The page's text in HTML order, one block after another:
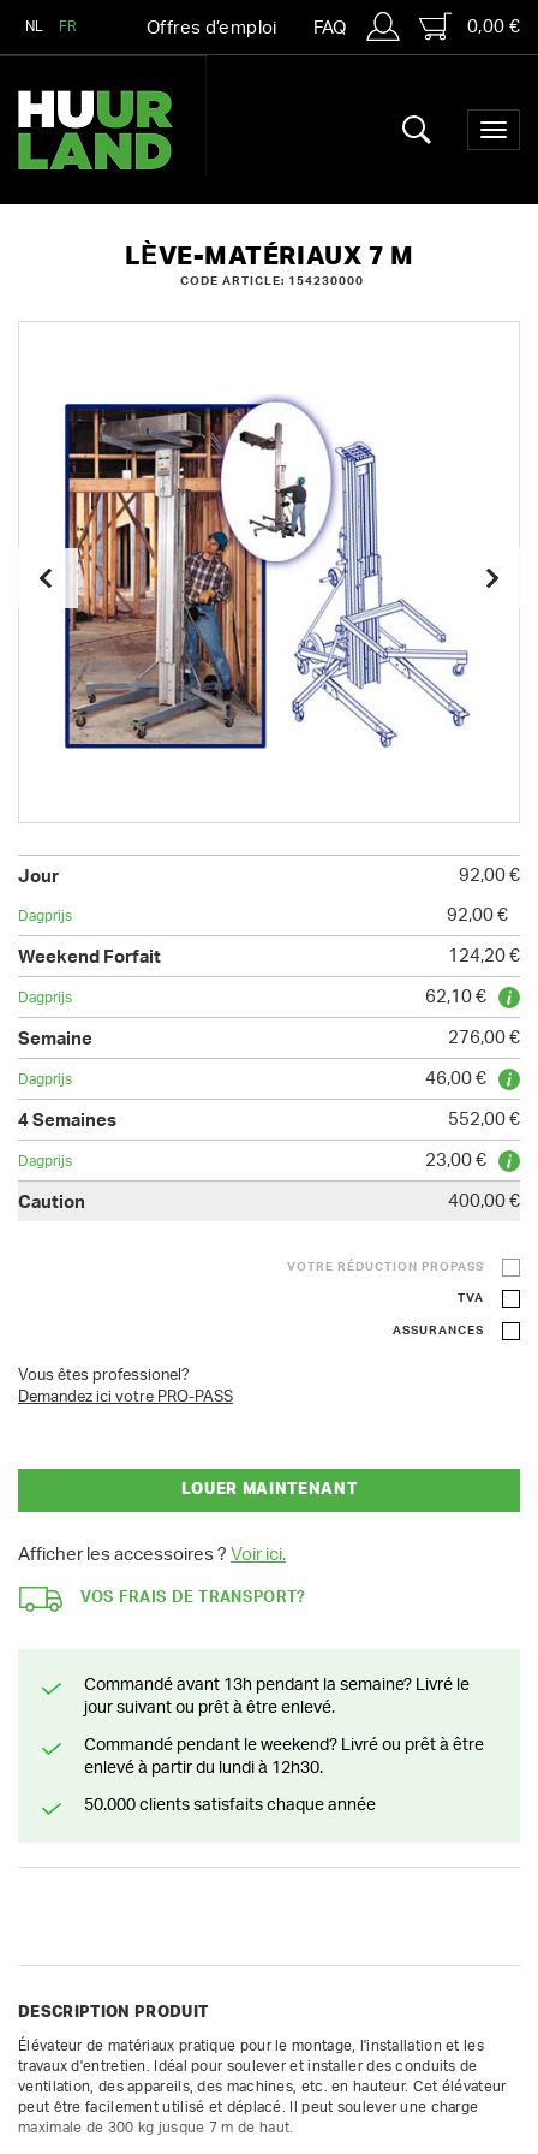
NL FR Offres d’emploi FAQ 0,00 €
LÈVE-MATÉRIAUX 7 M
CODE ARTICLE: 154230000
92,00 €
92,00 €
124,20 €
62,10 €
276,00 €
46,00 €
552,00 €
23,00 €
400,00 €
VOTRE RÉDUCTION PROPASS
TVA
ASSURANCES
Vous êtes professionel?
Demandez ici votre PRO-PASS
LOUER MAINTENANT
Afficher les accessoires ? Voir ici.
VOS FRAIS DE TRANSPORT?
Commandé avant 13h pendant la semaine? Livré le
jour suivant ou prêt à être enlevé.
Commandé pendant le weekend? Livré ou prêt à être
enlevé à partir du lundi à 12h30.
50.000 clients satisfaits chaque année
DESCRIPTION PRODUIT
Élévateur de matériaux pratique pour le montage, l'installation et les
travaux d'entretien. Idéal pour soulever et installer des conduits de
ventilation, des appareils, des machines, etc. en hauteur. Cet élévateur
peut être facilement utilisé et déplacé. Il peut soulever une charge
maximale de 300 kg jusque 7 m de haut.